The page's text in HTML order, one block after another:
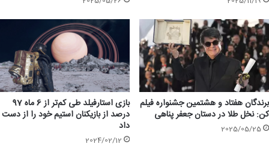
برندگان هفتاد و هشتمین جشنواره فیلم
کن: نخل طلا در دستان جعفر پناهی
2025/05/25
بازی استارفیلد طی کم‌تر از 6 ماه 97
درصد از بازیکنان استیم خود را از دست
داد
2024/02/12